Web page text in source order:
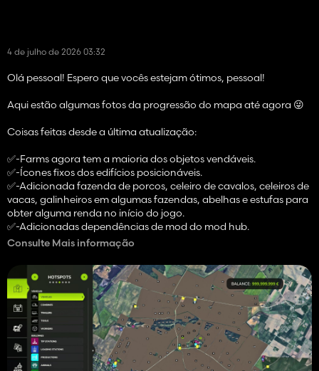
4 de julho de 2026 03:32
Olá pessoal! Espero que vocês estejam ótimos, pessoal!
Aqui estão algumas fotos da progressão do mapa até agora 😜
Coisas feitas desde a última atualização:
✅️-Farms agora tem a maioria dos objetos vendáveis.
✅️-Ícones fixos dos edifícios posicionáveis.
✅️-Adicionada fazenda de porcos, celeiro de cavalos, celeiros de
vacas, galinheiros em algumas fazendas, abelhas e estufas para
obter alguma renda no início do jogo.
✅️-Adicionadas dependências de mod do mod hub.
✅️-Mudou o próprio treinamento, agora parece mais parecido
✅️- Ajustamos mais árvores ao redor dos campos, algumas
estavam muito longe nos campos.
✅️- Removidas colisões de postes de energia nos campos para
que a IA não ficasse presa.
✅️- Algumas alterações visuais foram feitas.
Coisas que faltam fazer:
Consulte Mais informação